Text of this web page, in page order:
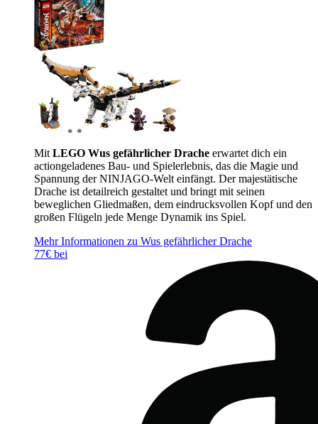
Mit LEGO Wus gefährlicher Drache erwartet dich ein
actiongeladenes Bau- und Spielerlebnis, das die Magie und
Spannung der NINJAGO-Welt einfängt. Der majestätische
Drache ist detailreich gestaltet und bringt mit seinen
beweglichen Gliedmaßen, dem eindrucksvollen Kopf und den
großen Flügeln jede Menge Dynamik ins Spiel.
Mehr Informationen zu Wus gefährlicher Drache
77€ bei